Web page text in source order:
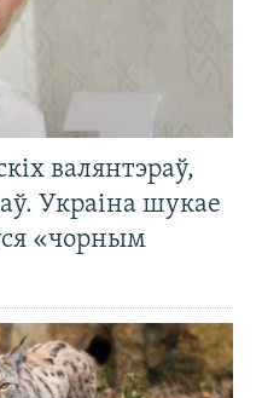
валянтэраў,
Украіна шукае
«чорным